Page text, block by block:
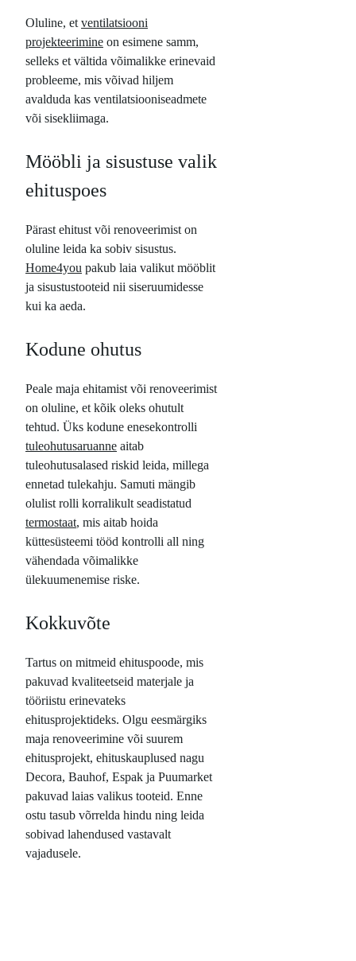
Oluline, et ventilatsiooni
projekteerimine on esimene samm,
selleks et vältida võimalikke erinevaid
probleeme, mis võivad hiljem
avalduda kas ventilatsiooniseadmete
või sisekliimaga.
Mööbli ja sisustuse valik
ehituspoes
Pärast ehitust või renoveerimist on
oluline leida ka sobiv sisustus.
Home4you pakub laia valikut mööblit
ja sisustustooteid nii siseruumidesse
kui ka aeda.
Kodune ohutus
Peale maja ehitamist või renoveerimist
on oluline, et kõik oleks ohutult
tehtud. Üks kodune enesekontrolli
tuleohutusaruanne aitab
tuleohutusalased riskid leida, millega
ennetad tulekahju. Samuti mängib
olulist rolli korralikult seadistatud
termostaat, mis aitab hoida
küttesüsteemi tööd kontrolli all ning
vähendada võimalikke
ülekuumenemise riske.
Kokkuvõte
Tartus on mitmeid ehituspoode, mis
pakuvad kvaliteetseid materjale ja
tööriistu erinevateks
ehitusprojektideks. Olgu eesmärgiks
maja renoveerimine või suurem
ehitusprojekt, ehituskauplused nagu
Decora, Bauhof, Espak ja Puumarket
pakuvad laias valikus tooteid. Enne
ostu tasub võrrelda hindu ning leida
sobivad lahendused vastavalt
vajadusele.